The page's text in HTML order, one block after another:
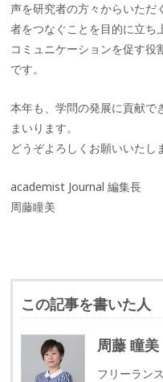
声を研究者の方々からいただ
者をつなぐことを目的に立ち
コミュニケーションを促す
です。
本年も、学問の発展に貢献で
まいります。
どうぞよろしくお願いいたし
academist Journal 編集長
周藤瞳美
この記事を書いた人
周藤 瞳美
フリーラン